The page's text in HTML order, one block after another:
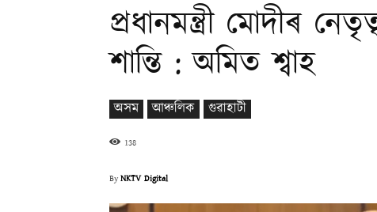
প্ৰধানমন্ত্ৰী মোদীৰ
শান্তি : অমিত শ্বাহ
অসম আঞ্চলিক গুৱাহাটী
138
ByNKTV Digital